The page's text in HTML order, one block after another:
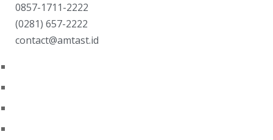
0857-1711-2222
(0281) 657-2222
contact@amtast.id